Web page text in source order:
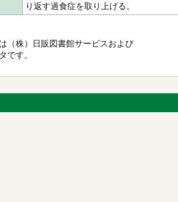
り返す過食症を取り上げる。
（株）日販図書館サービスおよび
です。